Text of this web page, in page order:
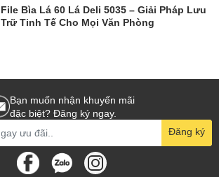
File Bìa Lá 60 Lá Deli 5035 – Giải Pháp Lưu
Trữ Tinh Tế Cho Mọi Văn Phòng
Bạn muốn nhận khuyến mãi
đặc biệt? Đăng ký ngay.
Đăng ký